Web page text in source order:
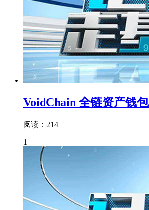
VoidChain 全链资产钱包
阅读：214
1